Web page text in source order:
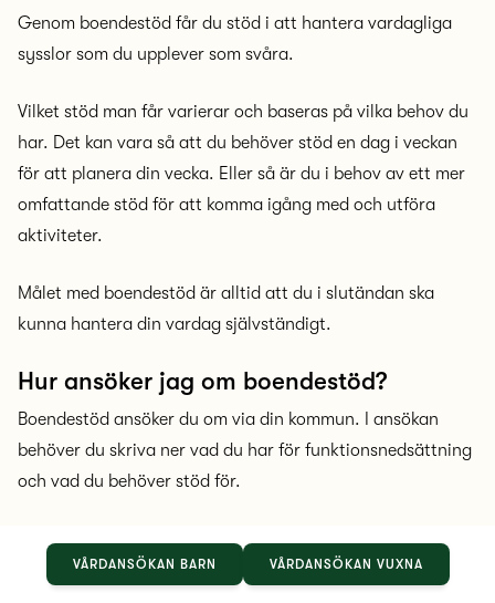
Genom boendestöd får du stöd i att hantera vardagliga
sysslor som du upplever som svåra.
Vilket stöd man får varierar och baseras på vilka behov du
har. Det kan vara så att du behöver stöd en dag i veckan
för att planera din vecka. Eller så är du i behov av ett mer
omfattande stöd för att komma igång med och utföra
aktiviteter.
Målet med boendestöd är alltid att du i slutändan ska
kunna hantera din vardag självständigt.
Hur ansöker jag om boendestöd?
Boendestöd ansöker du om via din kommun. I ansökan
behöver du skriva ner vad du har för funktionsnedsättning
och vad du behöver stöd för.
funktionsnedsättning och hälsotillstånd står med.
VÅRDANSÖKAN BARN VÅRDANSÖKAN VUXNA